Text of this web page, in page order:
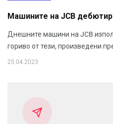
Машините на JCB
Днешните машини на JCB
гориво от тези, произведени
25.04.2023